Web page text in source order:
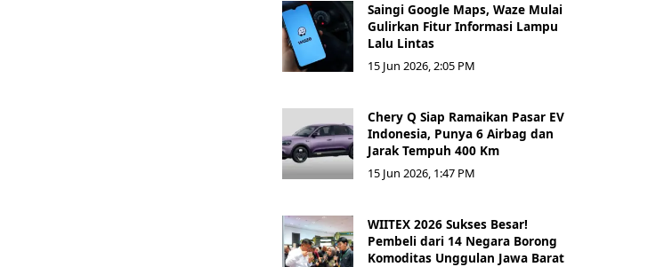
Saingi Google Maps, Waze Mulai
Gulirkan Fitur Informasi Lampu
Lalu Lintas
15 Jun 2026, 2:05 PM
Chery Q Siap Ramaikan Pasar EV
Indonesia, Punya 6 Airbag dan
Jarak Tempuh 400 Km
15 Jun 2026, 1:47 PM
WIITEX 2026 Sukses Besar!
Pembeli dari 14 Negara Borong
Komoditas Unggulan Jawa Barat